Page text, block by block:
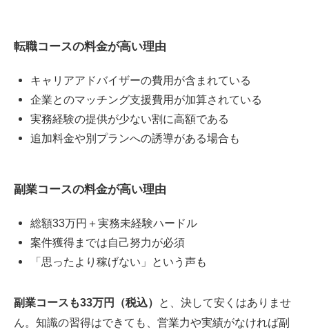
転職コースの料金が高い理由
キャリアアドバイザーの費用が含まれている
企業とのマッチング支援費用が加算されている
実務経験の提供が少ない割に高額である
追加料金や別プランへの誘導がある場合も
副業コースの料金が高い理由
総額33万円＋実務未経験ハードル
案件獲得までは自己努力が必須
「思ったより稼げない」という声も
副業コースも33万円（税込）
と、決して安くはありませ
ん。知識の習得はできても、営業力や実績がなければ副